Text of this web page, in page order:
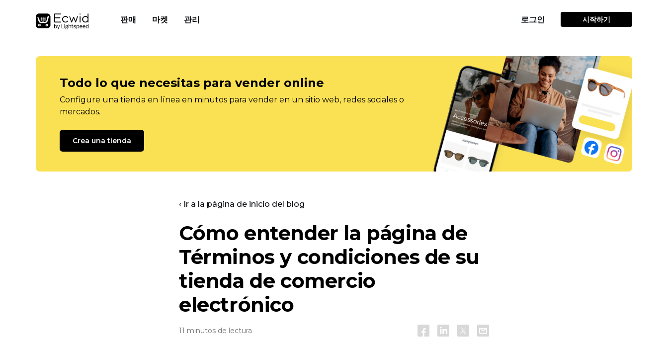
판매 마켓 관리 로그인 시작하기
Todo lo que necesitas para vender online
Configure una tienda en línea en minutos para vender en un sitio web, redes sociales o
mercados.
Crea una tienda
‹ Ir a la página de inicio del blog
Cómo entender la página de
Términos y condiciones de su
tienda de comercio
electrónico
11 minutos de lectura